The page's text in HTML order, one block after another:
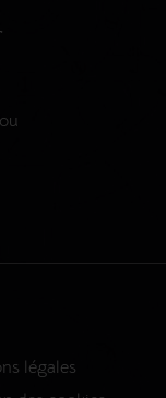
légales